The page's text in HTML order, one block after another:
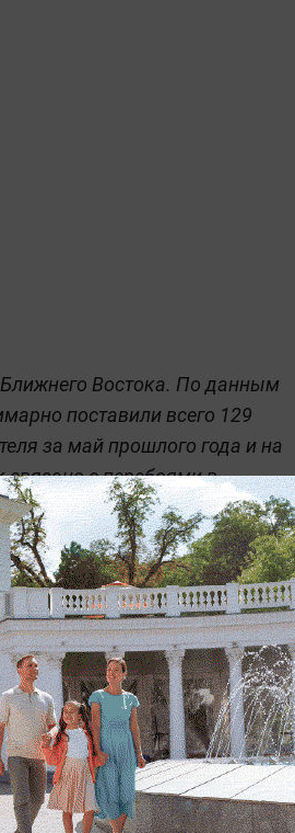
Востока. По данным
поставили всего 129
за май прошлого года и на
связано с перебоями в
в марте приостановил
с трудностями при
в районе Ормузского пролива.
расширит
против России и